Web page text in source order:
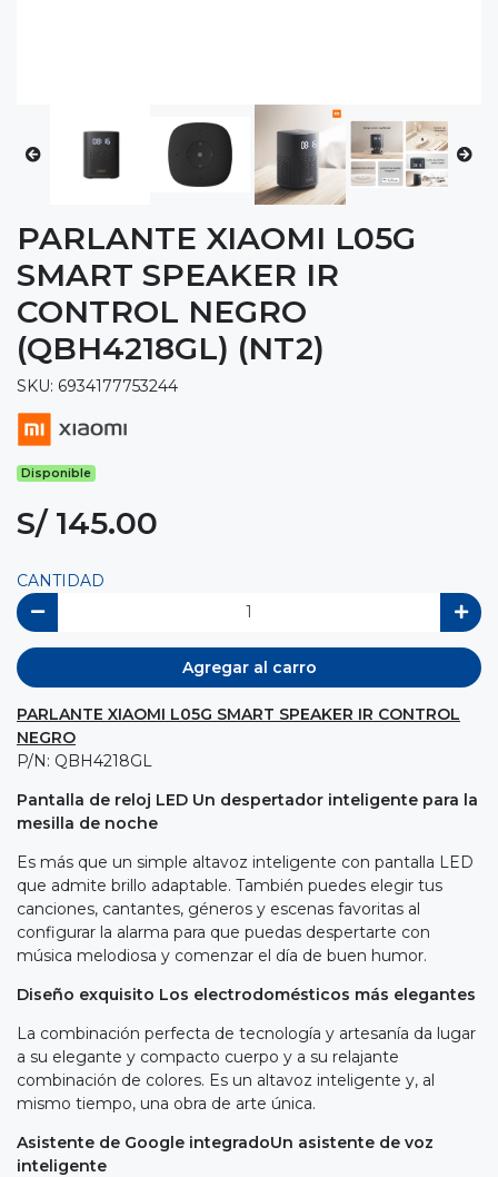
PARLANTE XIAOMI L05G
SMART SPEAKER IR
CONTROL NEGRO
(QBH4218GL) (NT2)
SKU: 6934177753244
Disponible
S/ 145.00
CANTIDAD
Agregar al carro
PARLANTE XIAOMI L05G SMART SPEAKER IR CONTROL
NEGRO
P/N: QBH4218GL
Pantalla de reloj LED Un despertador inteligente para la
mesilla de noche
Es más que un simple altavoz inteligente con pantalla LED
que admite brillo adaptable. También puedes elegir tus
canciones, cantantes, géneros y escenas favoritas al
configurar la alarma para que puedas despertarte con
música melodiosa y comenzar el día de buen humor.
Diseño exquisito Los electrodomésticos más elegantes
La combinación perfecta de tecnología y artesanía da lugar
a su elegante y compacto cuerpo y a su relajante
combinación de colores. Es un altavoz inteligente y, al
mismo tiempo, una obra de arte única.
Asistente de Google integradoUn asistente de voz
inteligente